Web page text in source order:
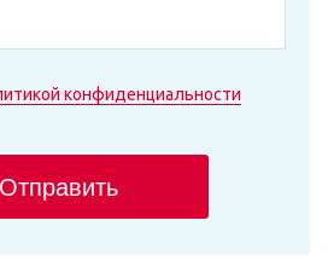
конфиденциальности
Отправить